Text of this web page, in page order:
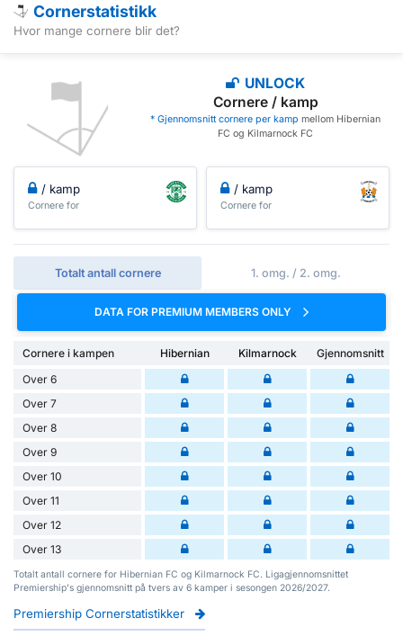
Cornerstatistikk
Hvor mange cornere blir det?
UNLOCK
Cornere / kamp
* Gjennomsnitt cornere per kamp mellom Hibernian
FC og Kilmarnock FC
/ kamp
Cornere for
/ kamp
Cornere for
Totalt antall cornere 1. omg. / 2. omg.
DATA FOR PREMIUM MEMBERS ONLY
Cornere i kampen Hibernian Kilmarnock
Gjennomsnitt
Over 6
Over 7
Over 8
Over 9
Over 10
Over 11
Over 12
Over 13
Totalt antall cornere for Hibernian FC og Kilmarnock FC. Ligagjennomsnittet
Premiership's gjennomsnitt på tvers av 6 kamper i sesongen 2026/2027.
Premiership Cornerstatistikker